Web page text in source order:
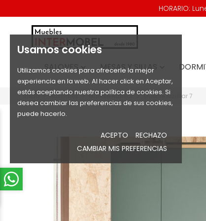
Usamos cookies
Utilizamos cookies para ofrecerle la mejor
experiencia en la web. Al hacer click en Aceptar,
estás aceptando nuestra política de cookies. Si
desea cambiar las preferencias de sus cookies,
puede hacerlo.
ACEPTO
RECHAZO
CAMBIAR MIS PREFERENCIAS
HORARIO:
SALONES  MESAS Y SILLAS
Inicio Auxiliares Mueble Auxiliar Mueble Auxiliar 7